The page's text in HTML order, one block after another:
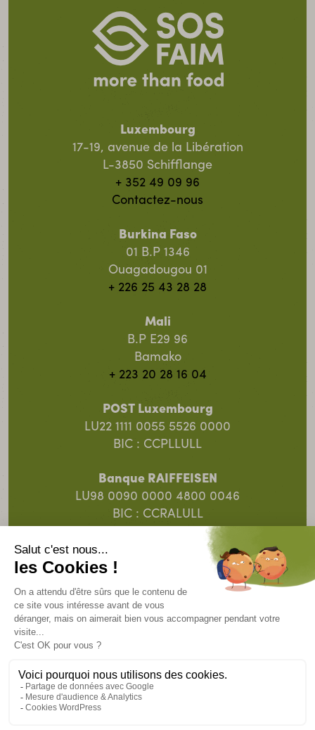
Luxembourg
17-19, avenue de la Libération
L-3850 Schifflange
+ 352 49 09 96
Contactez-nous
Burkina Faso
01 B.P 1346
Ouagadougou 01
+ 226 25 43 28 28
Mali
B.P E29 96
Bamako
+ 223 20 28 16 04
POST Luxembourg
LU22 1111 0055 5526 0000
BIC : CCPLLULL
Banque RAIFFEISEN
LU98 0090 0000 4800 0046
BIC : CCRALULL
Banque Spuerkeess
LU91 0019 5055 8313 4000
© 2025 SOS Faim Luxembourg Action pour le